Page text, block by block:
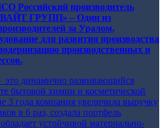
Российский производитель
ГРУПП» – Один из
за Уралом,
для развития производства
производственных и
динамично развивающийся
бытовой химии и косметической
3 года компания увеличила выручку
в 6 раз, создала портфель
устойчивой материально-